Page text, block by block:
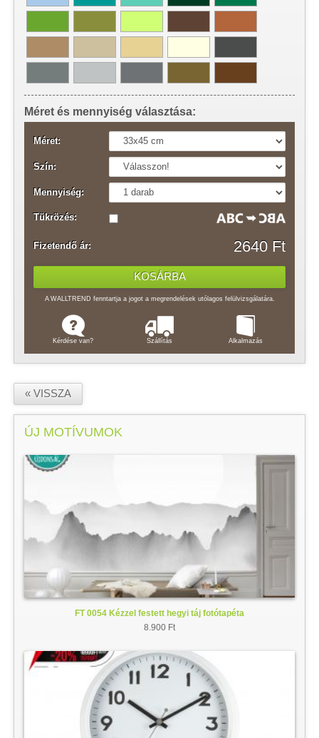
Méret és mennyiség választása:
Méret:
Szín:
Mennyiség:
Tükrözés:
Fizetendő ár: 2640 Ft
A WALLTREND fenntartja a jogot a megrendelések utólagos felülvizsgálatára.
Kérdése van? Szállítás Alkalmazás
« VISSZA
ÚJ MOTÍVUMOK
FT 0054 Kézzel festett hegyi táj fotótapéta
8.900 Ft